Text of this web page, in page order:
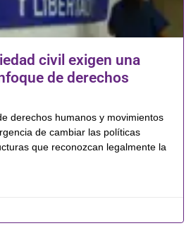
civil exigen una
de derechos
derechos humanos y movimientos
de cambiar las políticas
que reconozcan legalmente la